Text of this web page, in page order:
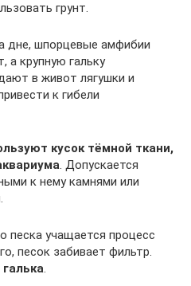
грунт.
дне, шпорцевые амфибии
а крупную гальку
в живот лягушки и
к гибели
кусок тёмной ткани,
. Допускается
к нему камнями или
песка учащается процесс
песок забивает фильтр.
.